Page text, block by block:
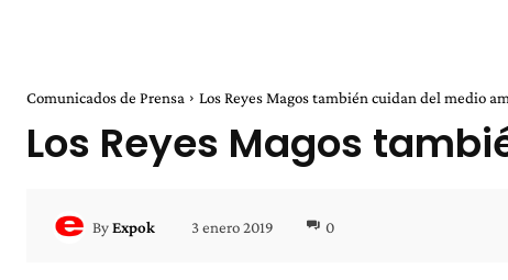
Comunicados de Prensa Los Reyes Magos también cuidan del medio
Los Reyes Magos
ByExpok 3 enero 2019 0